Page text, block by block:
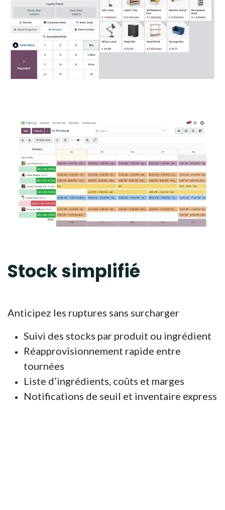
Stocksimplifié
Anticipez les ruptures sans surcharger
Suivi des stocks par produit ou ingrédient
Réapprovisionnement rapide entre
tournées
Liste d’ingrédients, coûts et marges
Notifications de seuil et inventaire express